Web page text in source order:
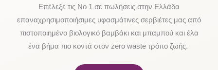
Επέλεξε τις Νο 1 σε πωλήσεις στην Ελλάδα
επαναχρησιμοποιήσιμες υφασμάτινες σερβιέτες μας από
πιστοποιημένο βιολογικό βαμβάκι και μπαμπού και έλα
ένα βήμα πιο κοντά στον zero waste τρόπο ζωής.